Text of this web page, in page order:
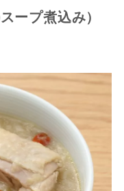
ープ煮込み）